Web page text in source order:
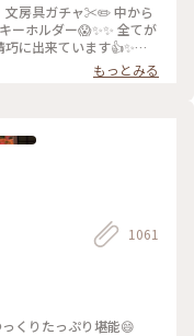
文房具ガチャ✂️✏️ 中から
ーホルダー😱✨✨ 全てが
巧に出来ています👍✨
もっとみる
1061
くりたっぷり堪能😄